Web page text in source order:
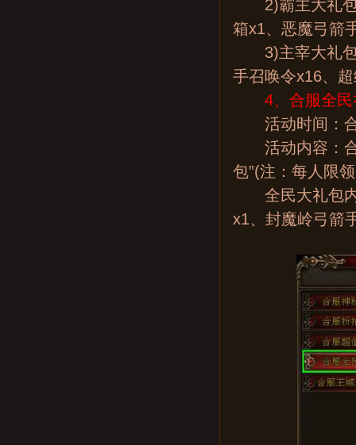
2)霸主大礼包
箱x1、恶魔弓箭
3)主宰大礼包
手召唤令x16、
4、合服全民
活动时间：合
活动内容：合
包”(注：每人限
全民大礼包内
x1、封魔岭弓箭